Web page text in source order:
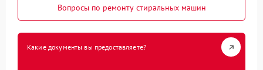
Вопросы по ремонту стиральных машин
Какие документы вы предоставляете?